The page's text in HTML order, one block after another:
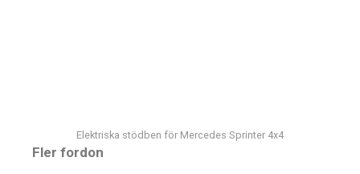
Elektriska stödben för Mercedes Sprinter 4x4
Fler fordon